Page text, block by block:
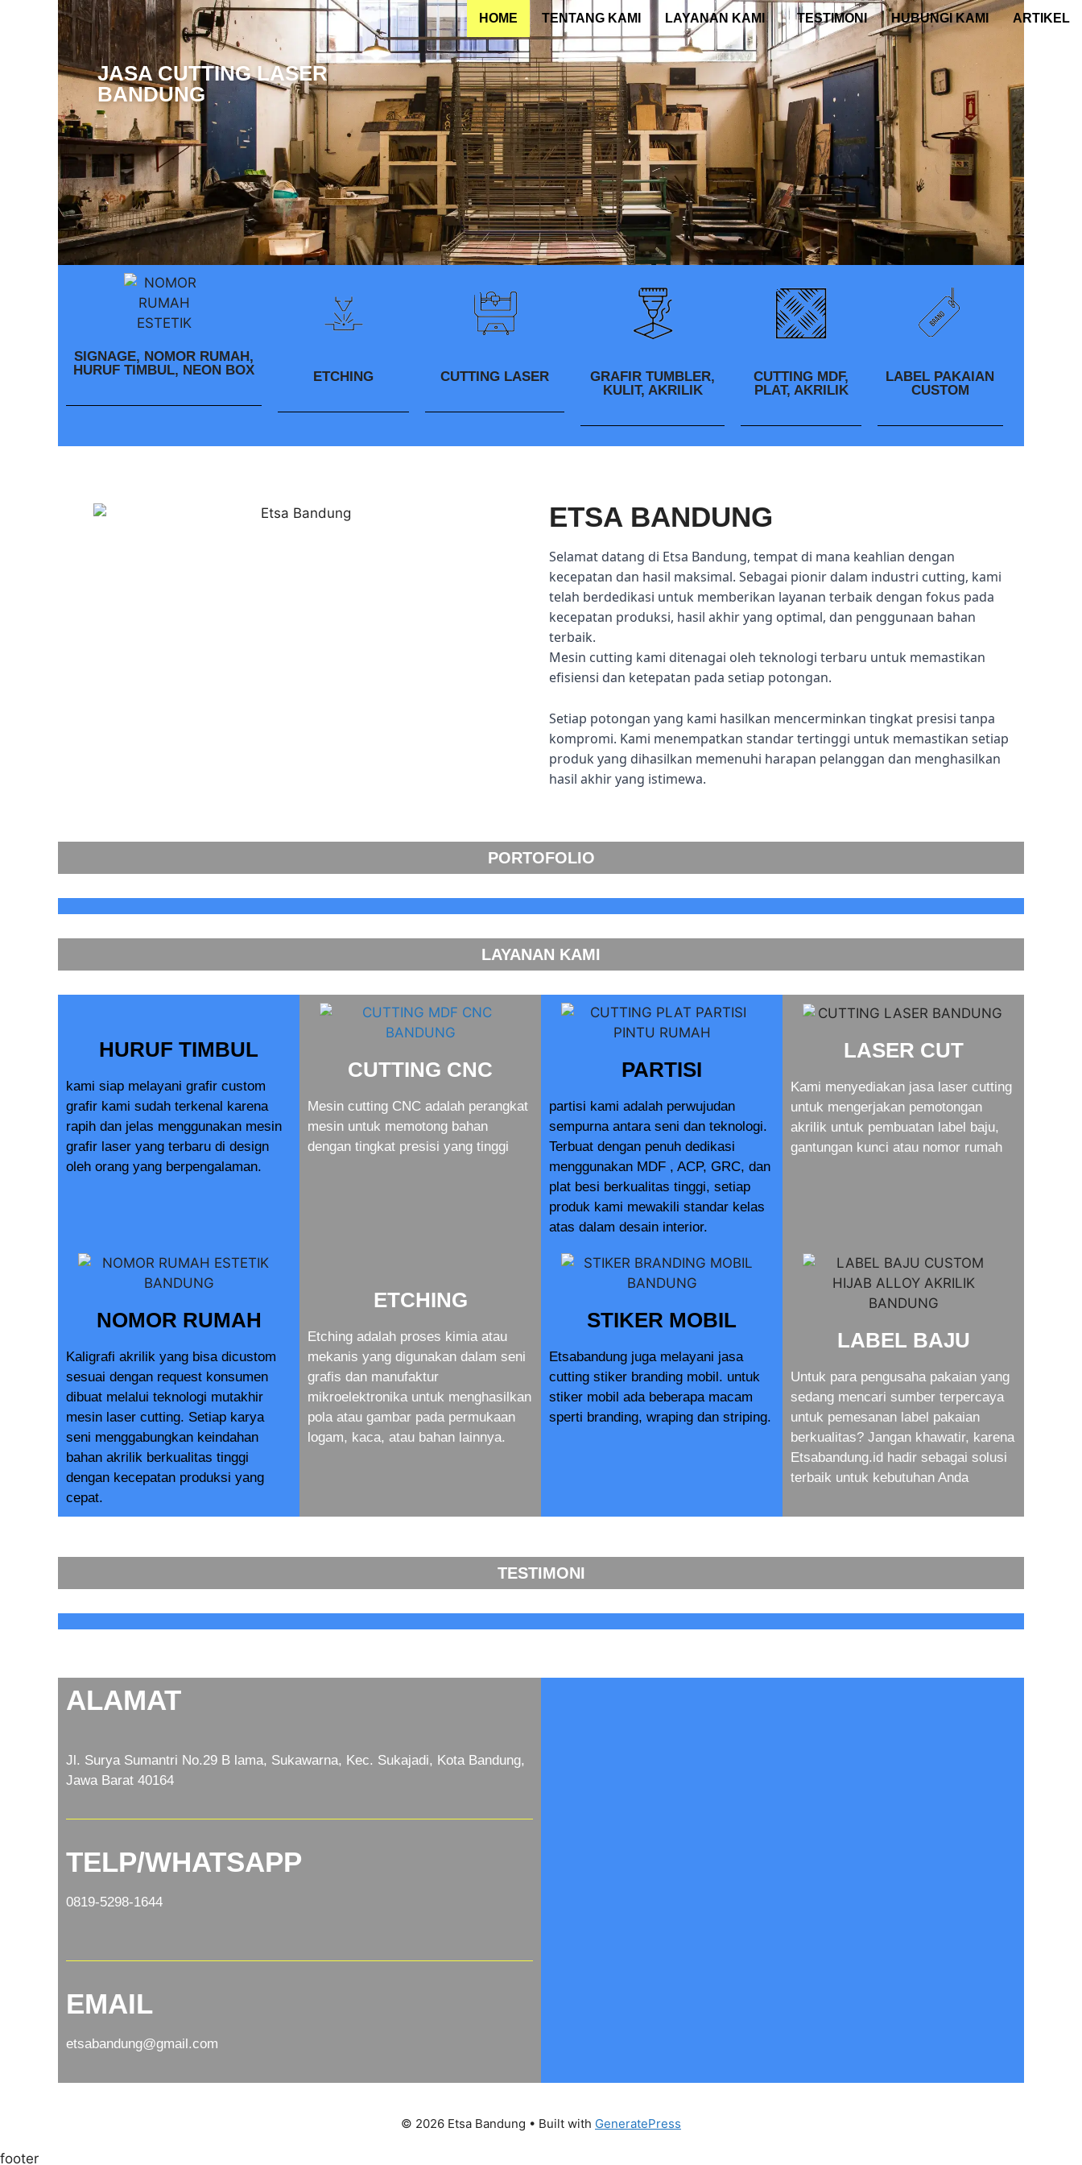
HOME TENTANG KAMI LAYANAN KAMI TESTIMONI HUBUNGI KAMI ARTIKEL
JASA CUTTING LASER
BANDUNG
SIGNAGE, NOMOR RUMAH,
HURUF TIMBUL, NEON BOX
ETCHING CUTTING LASER
GRAFIR TUMBLER,
KULIT, AKRILIK
CUTTING MDF,
PLAT, AKRILIK
LABEL PAKAIAN
CUSTOM
ETSA BANDUNG
Selamat datang di Etsa Bandung, tempat di mana keahlian dengan
kecepatan dan hasil maksimal. Sebagai pionir dalam industri cutting, kami
telah berdedikasi untuk memberikan layanan terbaik dengan fokus pada
kecepatan produksi, hasil akhir yang optimal, dan penggunaan bahan
terbaik.
Mesin cutting kami ditenagai oleh teknologi terbaru untuk memastikan
efisiensi dan ketepatan pada setiap potongan.
Setiap potongan yang kami hasilkan mencerminkan tingkat presisi tanpa
kompromi. Kami menempatkan standar tertinggi untuk memastikan setiap
produk yang dihasilkan memenuhi harapan pelanggan dan menghasilkan
hasil akhir yang istimewa.
PORTOFOLIO
LAYANAN KAMI
HURUF TIMBUL
kami siap melayani grafir custom
grafir kami sudah terkenal karena
rapih dan jelas menggunakan mesin
grafir laser yang terbaru di design
oleh orang yang berpengalaman.
CUTTING CNC
Mesin cutting CNC adalah perangkat
mesin untuk memotong bahan
dengan tingkat presisi yang tinggi
PARTISI
partisi kami adalah perwujudan
sempurna antara seni dan teknologi.
Terbuat dengan penuh dedikasi
menggunakan MDF , ACP, GRC, dan
plat besi berkualitas tinggi, setiap
produk kami mewakili standar kelas
atas dalam desain interior.
LASER CUT
Kami menyediakan jasa laser cutting
untuk mengerjakan pemotongan
akrilik untuk pembuatan label baju,
gantungan kunci atau nomor rumah
NOMOR RUMAH
Kaligrafi akrilik yang bisa dicustom
sesuai dengan request konsumen
dibuat melalui teknologi mutakhir
mesin laser cutting. Setiap karya
seni menggabungkan keindahan
bahan akrilik berkualitas tinggi
dengan kecepatan produksi yang
cepat.
ETCHING
Etching adalah proses kimia atau
mekanis yang digunakan dalam seni
grafis dan manufaktur
mikroelektronika untuk menghasilkan
pola atau gambar pada permukaan
logam, kaca, atau bahan lainnya.
STIKER MOBIL
Etsabandung juga melayani jasa
cutting stiker branding mobil. untuk
stiker mobil ada beberapa macam
sperti branding, wraping dan striping.
LABEL BAJU
Untuk para pengusaha pakaian yang
sedang mencari sumber terpercaya
untuk pemesanan label pakaian
berkualitas? Jangan khawatir, karena
Etsabandung.id hadir sebagai solusi
terbaik untuk kebutuhan Anda
TESTIMONI
ALAMAT
Jl. Surya Sumantri No.29 B lama, Sukawarna, Kec. Sukajadi, Kota Bandung,
Jawa Barat 40164
TELP/WHATSAPP
0819-5298-1644
EMAIL
etsabandung@gmail.com
© 2026 Etsa Bandung • Built with GeneratePress
footer